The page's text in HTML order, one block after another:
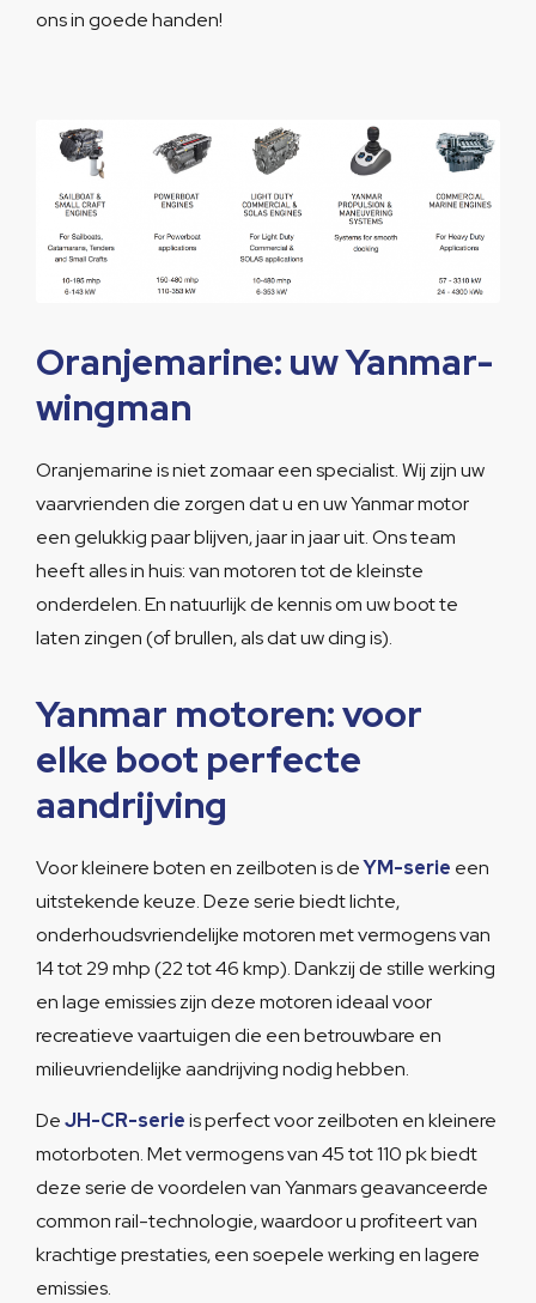
ons in goede handen!
Oranjemarine: uw Yanmar-
wingman
Oranjemarine is niet zomaar een specialist. Wij zijn uw
vaarvrienden die zorgen dat u en uw Yanmar motor
een gelukkig paar blijven, jaar in jaar uit. Ons team
heeft alles in huis: van motoren tot de kleinste
onderdelen. En natuurlijk de kennis om uw boot te
laten zingen (of brullen, als dat uw ding is).
Yanmar motoren: voor
elke boot perfecte
aandrijving
Voor kleinere boten en zeilboten is deYM-serie een
uitstekende keuze. Deze serie biedt lichte,
onderhoudsvriendelijke motoren met vermogens van
14 tot 29 mhp (22 tot 46 kmp). Dankzij de stille werking
en lage emissies zijn deze motoren ideaal voor
recreatieve vaartuigen die een betrouwbare en
milieuvriendelijke aandrijving nodig hebben.
DeJH-CR-serieis perfect voor zeilboten en kleinere
motorboten. Met vermogens van 45 tot 110 pk biedt
deze serie de voordelen van Yanmars geavanceerde
common rail-technologie, waardoor u profiteert van
krachtige prestaties, een soepele werking en lagere
emissies.